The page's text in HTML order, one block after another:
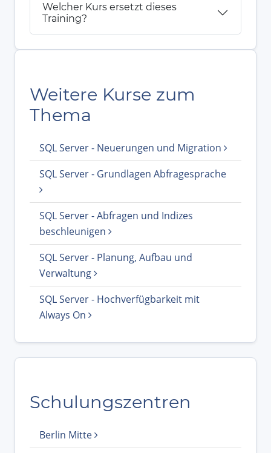
Welcher Kurs ersetzt dieses
Training?
Weitere Kurse zum
Thema
SQL Server - Neuerungen und Migration
SQL Server - Grundlagen Abfragesprache
SQL Server - Abfragen und Indizes
beschleunigen
SQL Server - Planung, Aufbau und
Verwaltung
SQL Server - Hochverfügbarkeit mit
Always On
Schulungszentren
Berlin Mitte